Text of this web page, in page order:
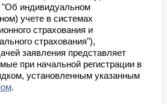
индивидуальном
учете в системах
страхования и
страхования"),
заявления представляет
при начальной регистрации в
установленным указанным
.